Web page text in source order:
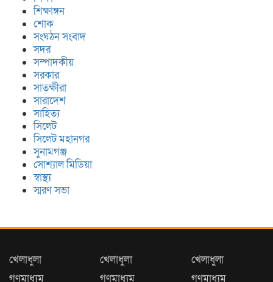
শিক্ষাঙ্গন
শোক
সংঘঠন সংবাদ
সদর
সম্পাদকীয়
সরকার
সাতক্ষীরা
সারাদেশ
সাহিত্য
সিলেট
সিলেট মহানগর
সুনামগঞ্জ
সোশ্যাল মিডিয়া
স্বাস্থ্য
স্মরণ সভা
খেলাধুলা
গণমাধ্যম
খেলাধুলা
গণমাধ্যম
খেলাধুলা
গণমাধ্যম